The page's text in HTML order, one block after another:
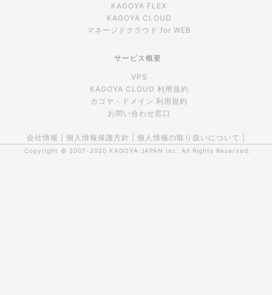
KAGOYA FLEX
KAGOYA CLOUD
マネージドクラウド for WEB
サービス概要
VPS
KAGOYA CLOUD 利用規約
カゴヤ・ドメイン 利用規約
お問い合わせ窓口
会社情報 個人情報保護方針 個人情報の取り扱いについて
Copyright © 2007-2020 KAGOYA JAPAN Inc. All Rights Reserved.